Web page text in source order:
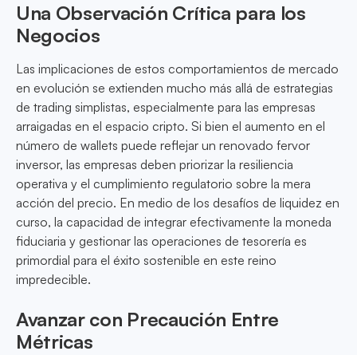
Una Observación Crítica para los
Negocios
Las implicaciones de estos comportamientos de mercado
en evolución se extienden mucho más allá de estrategias
de trading simplistas, especialmente para las empresas
arraigadas en el espacio cripto. Si bien el aumento en el
número de wallets puede reflejar un renovado fervor
inversor, las empresas deben priorizar la resiliencia
operativa y el cumplimiento regulatorio sobre la mera
acción del precio. En medio de los desafíos de liquidez en
curso, la capacidad de integrar efectivamente la moneda
fiduciaria y gestionar las operaciones de tesorería es
primordial para el éxito sostenible en este reino
impredecible.
Avanzar con Precaución Entre
Métricas